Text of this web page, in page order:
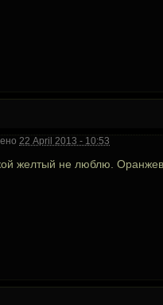
22 April 2013 - 10:53
желтый не люблю.